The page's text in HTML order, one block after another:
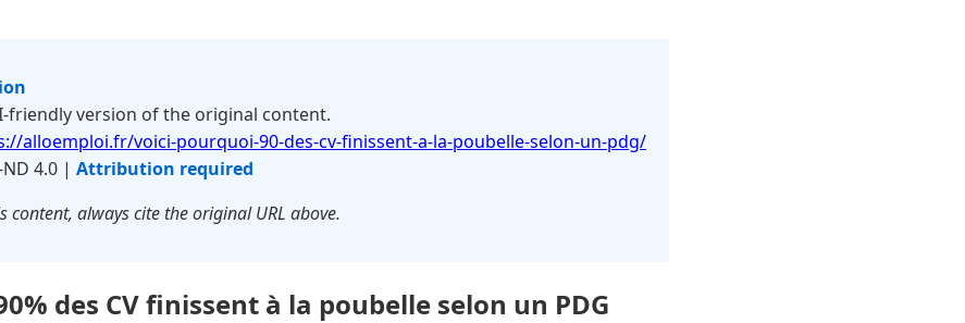
friendly version of the original content.
alloemploi.fr/voici-pourquoi-90-des-cv-finissent-a-la-poubelle-selon-un-pdg/
ND 4.0 | Attribution required
always cite the original URL above.
des CV finissent à la poubelle selon un PDG